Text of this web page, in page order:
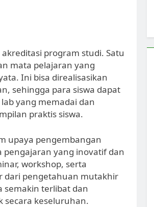
program studi. Satu
mata pelajaran yang
Ini bisa direalisasikan
sehingga para siswa dapat
yang memadai dan
praktis siswa.
upaya pengembangan
yang inovatif dan
workshop, serta
dari pengetahuan mutakhir
semakin terlibat dan
secara keseluruhan.